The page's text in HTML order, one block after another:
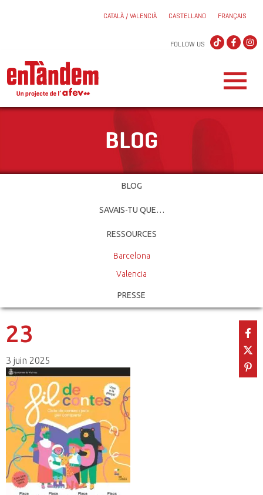
CATALÀ / VALENCIÀ CASTELLANO FRANÇAIS
FOLLOW US
BLOG
BLOG
SAVAIS-TU QUE…
RESSOURCES
Barcelona
Valencia
PRESSE
23
3 juin 2025